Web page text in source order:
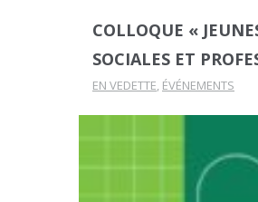
COLLOQUE «
SOCIALES ET
EN VEDETTE, ÉVÉNEMENTS